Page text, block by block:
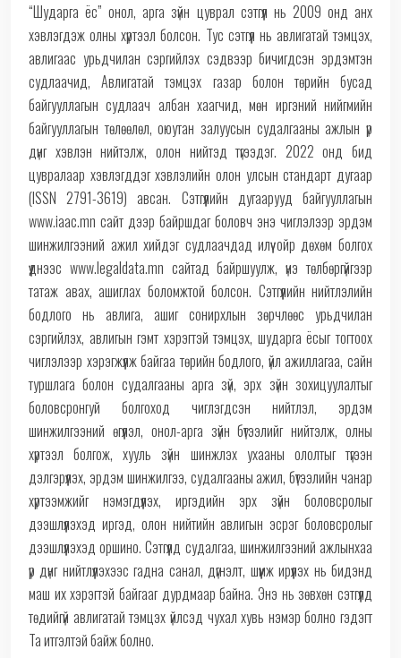
“Шударга ёс” онол, арга зүйн цуврал сэтгүүл нь 2009 онд анх
хэвлэгдэж олны хүртээл болсон. Тус сэтгүүл нь авлигатай тэмцэх,
авлигаас урьдчилан сэргийлэх сэдвээр бичигдсэн эрдэмтэн
судлаачид, Авлигатай тэмцэх газар болон төрийн бусад
байгууллагын судлаач албан хаагчид, мөн иргэний нийгмийн
байгууллагын төлөөлөл, оюутан залуусын судалгааны ажлын үр
дүнг хэвлэн нийтэлж, олон нийтэд түгээдэг. 2022 онд бид
цувралаар хэвлэгддэг хэвлэлийн олон улсын стандарт дугаар
(ISSN 2791-3619) авсан. Сэтгүүлийн дугаарууд байгууллагын
www.iaac.mn сайт дээр байршдаг боловч энэ чиглэлээр эрдэм
шинжилгээний ажил хийдэг судлаачдад илүү ойр дөхөм болгох
үүднээс www.legaldata.mn сайтад байршуулж, үнэ төлбөргүйгээр
татаж авах, ашиглах боломжтой болсон. Сэтгүүлийн нийтлэлийн
бодлого нь авлига, ашиг сонирхлын зөрчлөөс урьдчилан
сэргийлэх, авлигын гэмт хэрэгтэй тэмцэх, шударга ёсыг тогтоох
чиглэлээр хэрэгжүүлж байгаа төрийн бодлого, үйл ажиллагаа, сайн
туршлага болон судалгааны арга зүй, эрх зүйн зохицуулалтыг
боловсронгуй болгоход чиглэгдсэн нийтлэл, эрдэм
шинжилгээний өгүүлэл, онол-арга зүйн бүтээлийг нийтэлж, олны
хүртээл болгож, хууль зүйн шинжлэх ухааны ололтыг түгээн
дэлгэрүүлэх, эрдэм шинжилгээ, судалгааны ажил, бүтээлийн чанар
хүртээмжийг нэмэгдүүлэх, иргэдийн эрх зүйн боловсролыг
дээшлүүлэхэд иргэд, олон нийтийн авлигын эсрэг боловсролыг
дээшлүүлэхэд оршино. Сэтгүүлд судалгаа, шинжилгээний ажлынхаа
үр дүнг нийтлүүлэхээс гадна санал, дүгнэлт, шүүмж ирүүлэх нь бидэнд
маш их хэрэгтэй байгааг дурдмаар байна. Энэ нь зөвхөн сэтгүүлд
төдийгүй авлигатай тэмцэх үйлсэд чухал хувь нэмэр болно гэдэгт
Та итгэлтэй байж болно.